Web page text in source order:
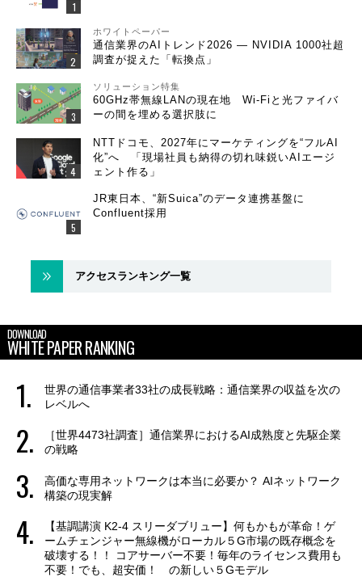
ホワイトペーパー
通信業界のAIトレンド2026 ― NVIDIA 1000社超
調査が捉えた「転換点」
ソリューション特集
60GHz帯無線LANの現在地 Wi-Fiと光ファイバ
ーの間を埋める選択肢に
NTTドコモ、2027年にマーケティングを“フルAI
化”へ 「現場社員も納得の切れ味鋭いAIエージ
ェント作る」
JR東日本、“新Suica”のデータ連携基盤に
Confluent採用
アクセスランキング一覧
DOWNLOAD
WHITE PAPER RANKING
世界の通信事業者33社の成長戦略：通信業界の収益を次の
レベルへ
［世界4473社調査］通信業界におけるAI成熟度と先駆企業
の戦略
高価な専用ネットワークは本当に必要か？ AIネットワーク
構築の現実解
【基調講演 K2-4 スリーダブリュー】何もかもが革命！ゲ
ームチェンジャー無線機がローカル５G市場の既存概念を
破壊する！！ コアサーバー不要！毎年のライセンス費用も
不要！でも、超安価！ の新しい５Gモデル